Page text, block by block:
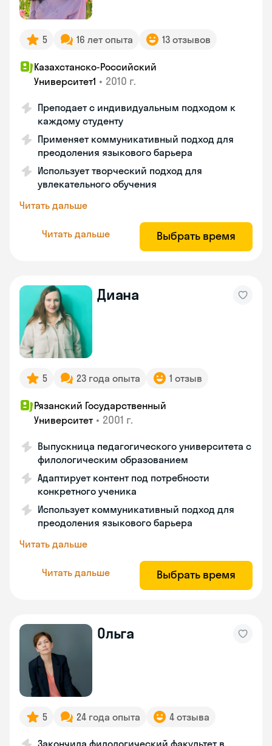
5 16 лет опыта 13 отзывов
Казахстанско-Российский
Университет1 • 2010 г.
Преподает с индивидуальным подходом к
каждому студенту
Применяет коммуникативный подход для
преодоления языкового барьера
Использует творческий подход для
увлекательного обучения
Читать дальше
Читать дальше Выбрать время
Диана
5 23 года опыта 1 отзыв
Рязанский Государственный
Университет • 2001 г.
Выпускница педагогического университета с
филологическим образованием
Адаптирует контент под потребности
конкретного ученика
Использует коммуникативный подход для
преодоления языкового барьера
Читать дальше
Читать дальше Выбрать время
Ольга
5 24 года опыта 4 отзыва
Закончила филологический факультет в